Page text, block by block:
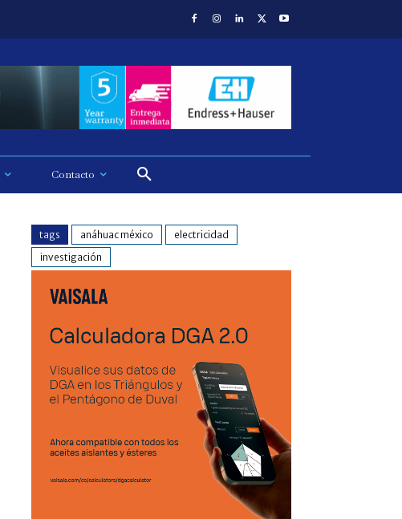
Contacto
tags anáhuac méxico
electricidad
investigación